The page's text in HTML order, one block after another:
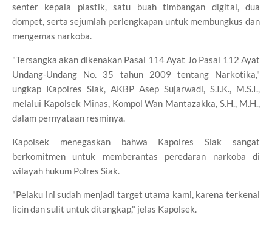
senter kepala plastik, satu buah timbangan digital, dua
dompet, serta sejumlah perlengkapan untuk membungkus dan
mengemas narkoba.
"Tersangka akan dikenakan Pasal 114 Ayat Jo Pasal 112 Ayat
Undang-Undang No. 35 tahun 2009 tentang Narkotika,"
ungkap Kapolres Siak, AKBP Asep Sujarwadi, S.I.K., M.S.I.,
melalui Kapolsek Minas, Kompol Wan Mantazakka, S.H., M.H.,
dalam pernyataan resminya.
Kapolsek menegaskan bahwa Kapolres Siak sangat
berkomitmen untuk memberantas peredaran narkoba di
wilayah hukum Polres Siak.
"Pelaku ini sudah menjadi target utama kami, karena terkenal
licin dan sulit untuk ditangkap," jelas Kapolsek.